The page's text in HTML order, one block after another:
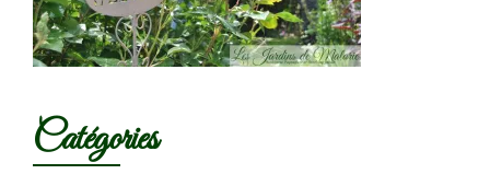
Catégories